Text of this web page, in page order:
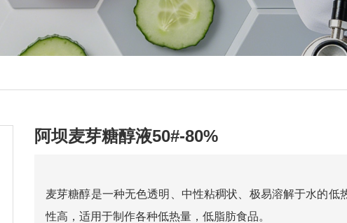
阿坝麦芽糖醇液50#-80%
麦芽糖醇是一种无色透明、中性粘稠状、极易溶解于水的低
性高，适用于制作各种低热量，低脂肪食品。